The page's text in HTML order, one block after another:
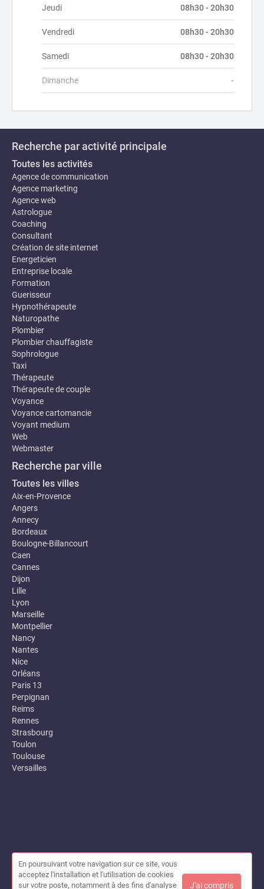
Jeudi 08h30 - 20h30
Vendredi 08h30 - 20h30
Samedi 08h30 - 20h30
Dimanche -
Recherche par activité principale
Toutes les activités
Agence de communication
Agence marketing
Agence web
Astrologue
Coaching
Consultant
Création de site internet
Energeticien
Entreprise locale
Formation
Guerisseur
Hypnothérapeute
Naturopathe
Plombier
Plombier chauffagiste
Sophrologue
Taxi
Thérapeute
Thérapeute de couple
Voyance
Voyance cartomancie
Voyant medium
Web
Webmaster
Recherche par ville
Toutes les villes
Aix-en-Provence
Angers
Annecy
Bordeaux
Boulogne-Billancourt
Caen
Cannes
Dijon
Lille
Lyon
Marseille
Montpellier
Nancy
Nantes
Nice
Orléans
Paris 13
Perpignan
Reims
Rennes
Strasbourg
Toulon
Toulouse
Versailles
© Annuaire des entreprises locales (Garance) 2026 |
Mon compte|Contact
En poursuivant votre navigation sur ce site, vous
acceptez l'installation et l'utilisation de cookies
sur votre poste, notamment à des fins d'analyse
J'ai compris